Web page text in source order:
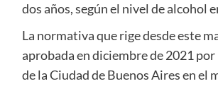
dos años, según el nivel de alcohol
La normativa que rige desde este
aprobada en diciembre de 2021
de la Ciudad de Buenos Aires en el